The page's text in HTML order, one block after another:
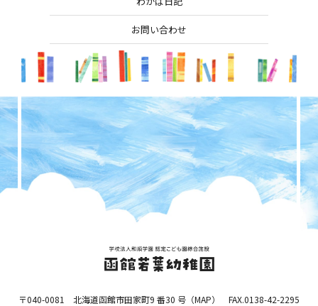
お問い合わせ
〒040-0081 北海道函館市田家町9 番30 号（MAP） FAX.0138-42-2295